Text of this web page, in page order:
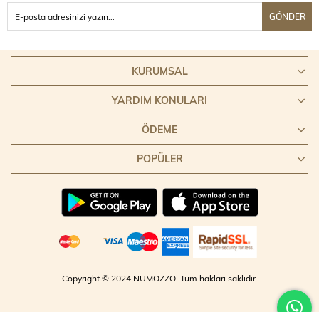
GÖNDER
KURUMSAL
YARDIM KONULARI
ÖDEME
POPÜLER
Copyright © 2024 NUMOZZO. Tüm hakları saklıdır.